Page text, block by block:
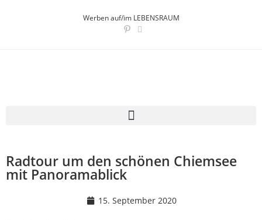
Werben auf/im LEBENSRAUM
Radtour um den schönen Chiemsee
mit Panoramablick
15. September 2020